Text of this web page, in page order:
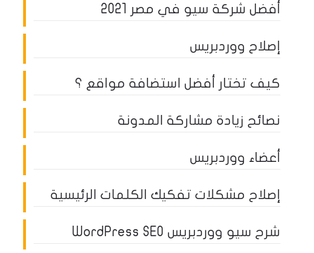
أفضل شركة سيو في مصر 2021
إصلاح ووردبريس
كيف تختار أفضل استضافة مواقع ؟
نصائح زيادة مشاركة المدونة
أعضاء ووردبريس
إصلاح مشكلات تفكيك الكلمات الرئيسية
شرح سيو ووردبريس WordPress SEO